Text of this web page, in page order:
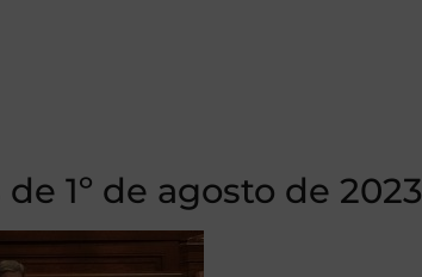
1º de agosto de 2023